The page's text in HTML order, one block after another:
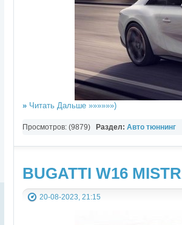
»Читать Дальше »»»»»»)
Просмотров: (9879) Раздел: Авто тюннинг
BUGATTI W16
20-08-2023, 21:15